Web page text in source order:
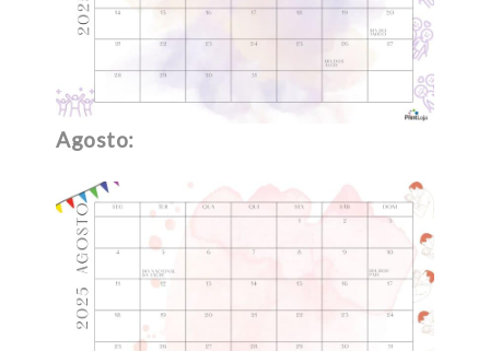
Agosto: